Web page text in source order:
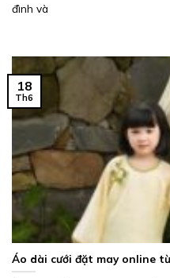
đình và
Áo dài cưới đặt may online
18
Th6